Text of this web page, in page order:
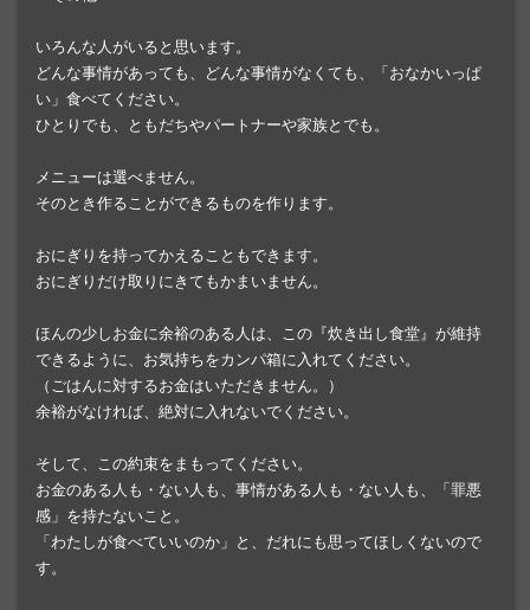
いろんな人がいると思います。
どんな事情があっても、どんな事情がなくても、「おなかいっぱ
い」食べてください。
ひとりでも、ともだちやパートナーや家族とでも。
メニューは選べません。
そのとき作ることができるものを作ります。
おにぎりを持ってかえることもできます。
おにぎりだけ取りにきてもかまいません。
ほんの少しお金に余裕のある人は、この『炊き出し食堂』が維持
できるように、お気持ちをカンパ箱に入れてください。
（ごはんに対するお金はいただきません。）
余裕がなければ、絶対に入れないでください。
そして、この約束をまもってください。
お金のある人も・ない人も、事情がある人も・ない人も、「罪悪
感」を持たないこと。
「わたしが食べていいのか」と、だれにも思ってほしくないので
す。